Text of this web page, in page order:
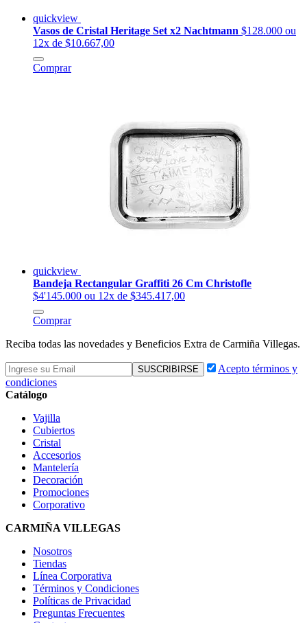
quickview
Vasos de Cristal Heritage Set x2 Nachtmann $128.000 ou
12x de $10.667,00
Comprar
quickview
Bandeja Rectangular Graffiti 26 Cm Christofle
$4'145.000 ou 12x de $345.417,00
Comprar
Reciba todas las novedades y Beneficios Extra de Carmiña Villegas.
Acepto términos y
condiciones
Catálogo
Vajilla
Cubiertos
Cristal
Accesorios
Mantelería
Decoración
Promociones
Corporativo
CARMIÑA VILLEGAS
Nosotros
Tiendas
Línea Corporativa
Términos y Condiciones
Políticas de Privacidad
Preguntas Frecuentes